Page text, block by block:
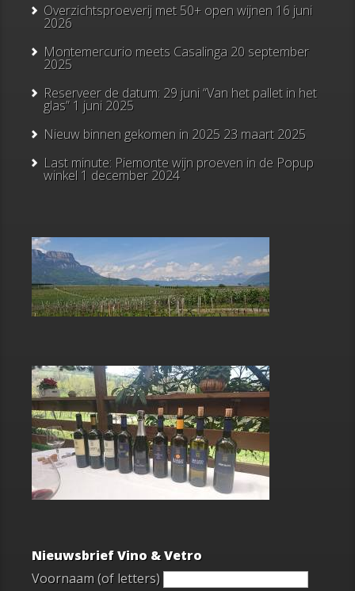
Overzichtsproeverij met 50+ open wijnen 16 juni
2026
Montemercurio meets Casalinga 20 september
2025
Reserveer de datum: 29 juni “Van het pallet in het
glas” 1 juni 2025
Nieuw binnen gekomen in 2025 23 maart 2025
Last minute: Piemonte wijn proeven in de Popup
winkel 1 december 2024
Nieuwsbrief Vino & Vetro
Voornaam (of letters)